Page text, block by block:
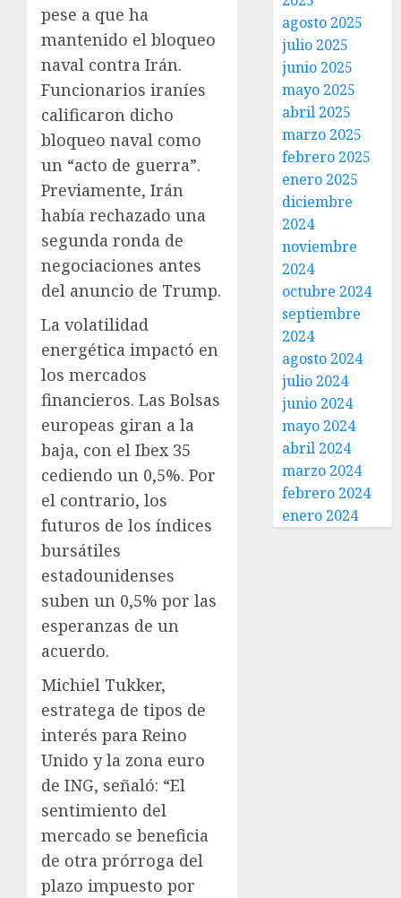
pese a que ha
mantenido el bloqueo
naval contra Irán.
Funcionarios iraníes
calificaron dicho
bloqueo naval como
un “acto de guerra”.
Previamente, Irán
había rechazado una
segunda ronda de
negociaciones antes
del anuncio de Trump.
La volatilidad
energética impactó en
los mercados
financieros. Las Bolsas
europeas giran a la
baja, con el Ibex 35
cediendo un 0,5%. Por
el contrario, los
futuros de los índices
bursátiles
estadounidenses
suben un 0,5% por las
esperanzas de un
acuerdo.
Michiel Tukker,
estratega de tipos de
interés para Reino
Unido y la zona euro
de ING, señaló: “El
sentimiento del
mercado se beneficia
de otra prórroga del
plazo impuesto por
agosto 2025
julio 2025
junio 2025
mayo 2025
abril 2025
marzo 2025
febrero 2025
enero 2025
diciembre
2024
noviembre
2024
octubre 2024
septiembre
2024
agosto 2024
julio 2024
junio 2024
mayo 2024
abril 2024
marzo 2024
febrero 2024
enero 2024